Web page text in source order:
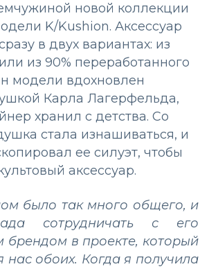
новой коллекции
K/Kushion. Аксессуар
в двух вариантах: из
из 90% переработанного
модели вдохновлен
Карла Лагерфельда,
хранил с детства. Со
стала изнашиваться, и
ее силуэт, чтобы
аксессуар.
было так много общего, и
сотрудничать с его
в проекте, который
нас обоих. Когда я получила